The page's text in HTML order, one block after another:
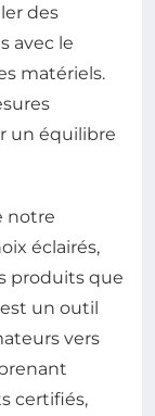
des
avec le
matériels.
un équilibre
notre
éclairés,
produits que
est un outil
vers
certifiés,